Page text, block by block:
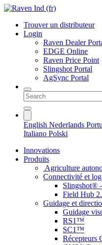
Trouver un distributeur
Login
Raven Dealer
EDGE Online
Raven Price Point
Slingshot Portal
AgSync Portal
English Nederlands
Italiano Polski
Innovations
Produits
Agriculture
Connectivité et
Slingshot®
Field Hub
Guidage et
Guidage
RS1™
SC1™
Récepteurs